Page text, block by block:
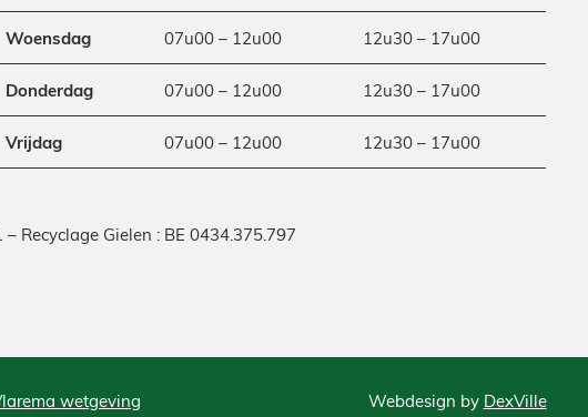
Woensdag 07u00 – 12u00 12u30 – 17u00
Donderdag 07u00 – 12u00 12u30 – 17u00
Vrijdag 07u00 – 12u00 12u30 – 17u00
Recyclage Gielen : BE 0434.375.797
wetgeving Webdesign by DexVille